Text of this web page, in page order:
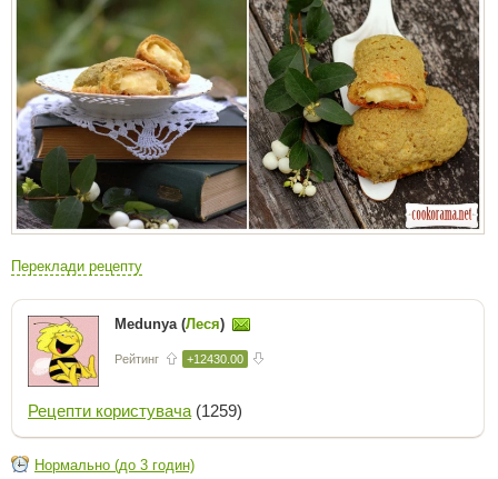
Переклади рецепту
Medunya (Леся)
Рейтинг +12430.00
Рецепти користувача (1259)
Нормально (до 3 годин)